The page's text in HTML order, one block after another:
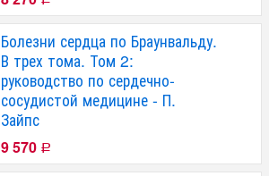
Болезни сердца по Браунвальду.
В трех тома. Том 2:
руководство по сердечно-
сосудистой медицине - П.
Зайпс
9 570 Р